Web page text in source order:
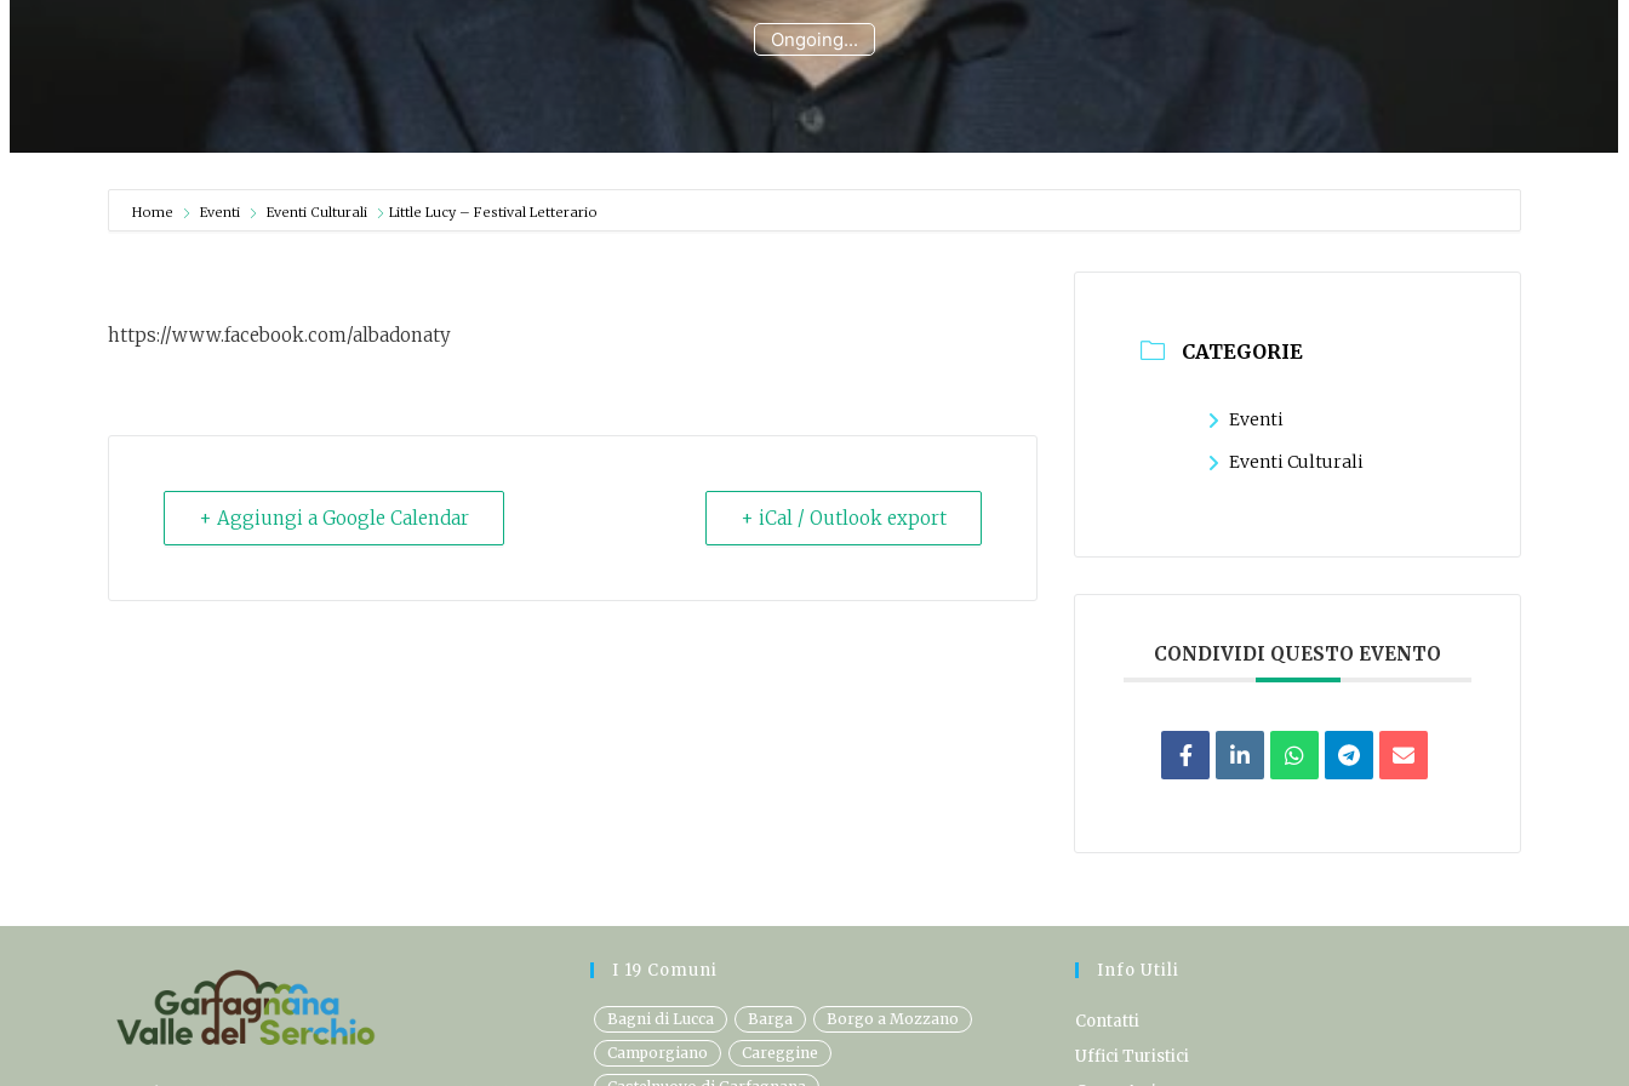
Ongoing...
Home Eventi Eventi Culturali Little Lucy – Festival Letterario
https://www.facebook.com/albadonaty
+ Aggiungi a Google Calendar + iCal / Outlook export
CATEGORIE
Eventi
Eventi Culturali
CONDIVIDI QUESTO EVENTO
I 19 Comuni
Bagni di Lucca Barga
Borgo a Mozzano
Camporgiano
Careggine
Info Utili
Contatti
Uffici Turistici